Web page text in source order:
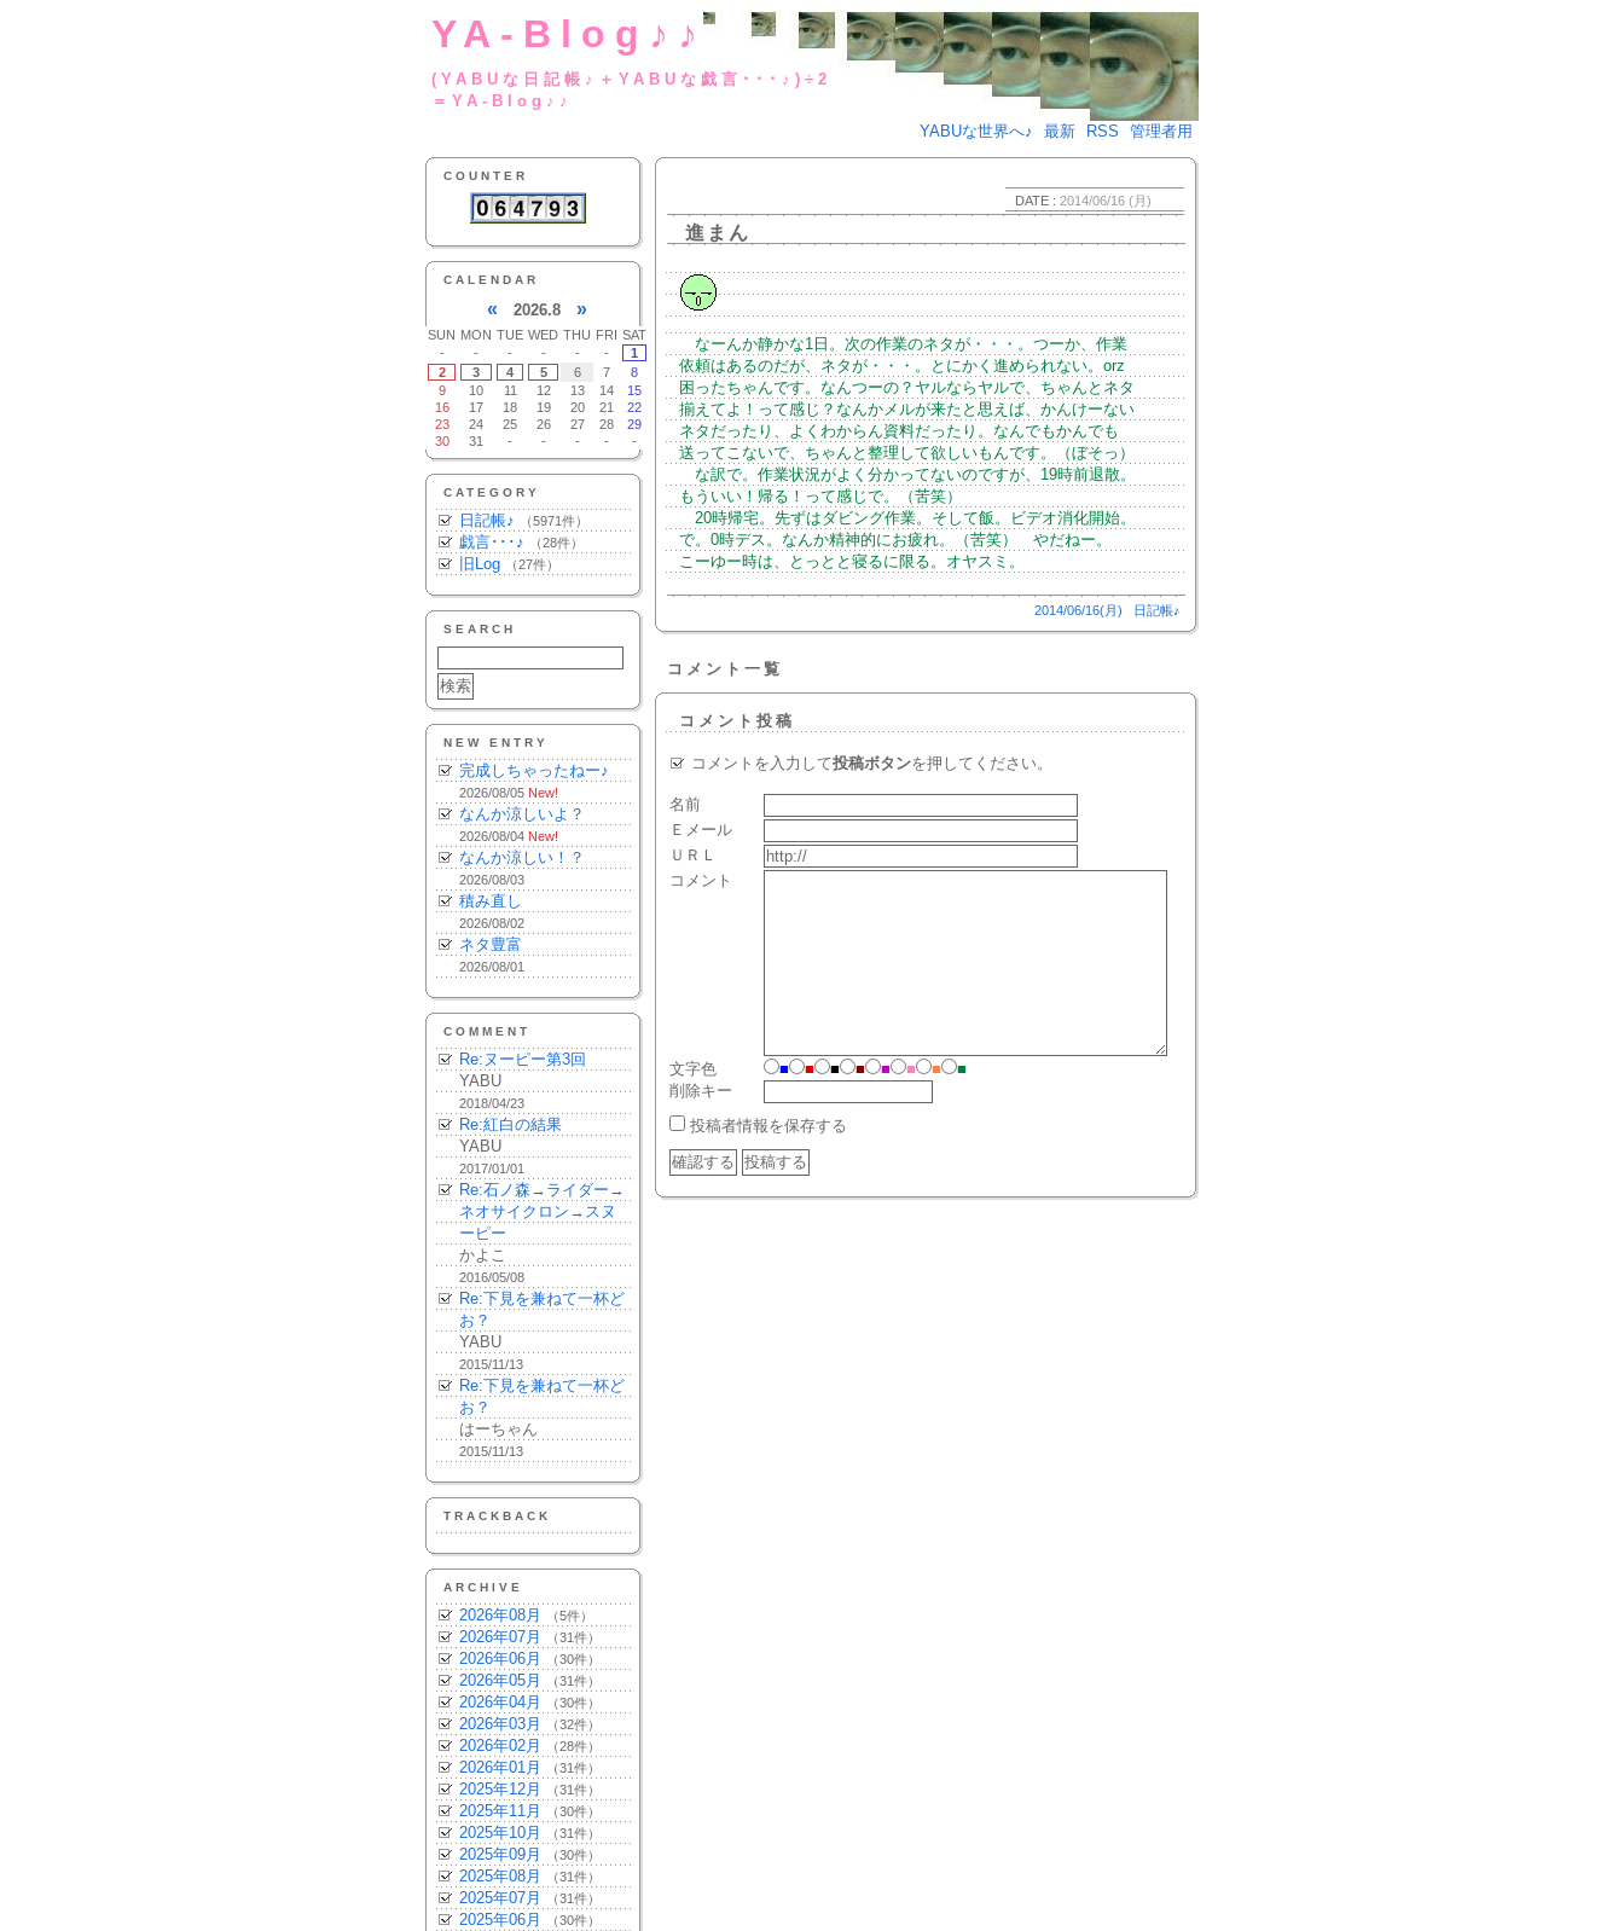
YA-Blog♪♪
(YABUな日記帳♪＋YABUな戯言･･･♪)÷2
＝YA-Blog♪♪
YABUな世界へ♪
最新 RSS 管理者用
COUNTER
CALENDAR
« 2026.8 »
SUN MON TUE WED THU FRI SAT
-
- - - - -
1
2
3 4 5 6 7
8
9
10 11 12 13 14
15
16
17 18 19 20 21
22
23
24 25 26 27 28
29
30
31 - - - - -
CATEGORY
日記帳♪ （5971件）
戯言･･･♪ （28件）
旧Log （27件）
SEARCH
NEW ENTRY
完成しちゃったねー♪
2026/08/05 New!
なんか涼しいよ？
2026/08/04 New!
なんか涼しい！？
2026/08/03
積み直し
2026/08/02
ネタ豊富
2026/08/01
COMMENT
Re:ヌーピー第3回
YABU
2018/04/23
Re:紅白の結果
YABU
2017/01/01
Re:石ノ森→ライダー→
ネオサイクロン→スヌ
ーピー
かよこ
2016/05/08
Re:下見を兼ねて一杯ど
お？
YABU
2015/11/13
Re:下見を兼ねて一杯ど
お？
はーちゃん
2015/11/13
TRACKBACK
ARCHIVE
2026年08月 （5件）
2026年07月 （31件）
2026年06月 （30件）
2026年05月 （31件）
2026年04月 （30件）
2026年03月 （32件）
2026年02月 （28件）
2026年01月 （31件）
2025年12月 （31件）
2025年11月 （30件）
2025年10月 （31件）
2025年09月 （30件）
2025年08月 （31件）
2025年07月 （31件）
2025年06月 （30件）
DATE : 2014/06/16 (月)
進まん
なーんか静かな1日。次の作業のネタが・・・。つーか、作業
依頼はあるのだが、ネタが・・・。とにかく進められない。orz
困ったちゃんです。なんつーの？ヤルならヤルで、ちゃんとネタ
揃えてよ！って感じ？なんかメルが来たと思えば、かんけーない
ネタだったり、よくわからん資料だったり。なんでもかんでも
送ってこないで、ちゃんと整理して欲しいもんです。（ぼそっ）
な訳で。作業状況がよく分かってないのですが、19時前退散。
もういい！帰る！って感じで。（苦笑）
20時帰宅。先ずはダビング作業。そして飯。ビデオ消化開始。
で。0時デス。なんか精神的にお疲れ。（苦笑） やだねー。
こーゆー時は、とっとと寝るに限る。オヤスミ。
2014/06/16(月) 日記帳♪
コメント一覧
コメント投稿
コメントを入力して投稿ボタンを押してください。
名前
Ｅメール
ＵＲＬ
コメント
文字色 ■ ■ ■ ■ ■ ■ ■
■
削除キー
投稿者情報を保存する